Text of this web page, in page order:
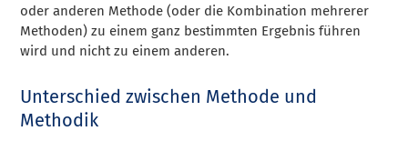
oder anderen Methode (oder die Kombination mehrerer
Methoden) zu einem ganz bestimmten Ergebnis führen
wird und nicht zu einem anderen.
Unterschied zwischen Methode und
Methodik